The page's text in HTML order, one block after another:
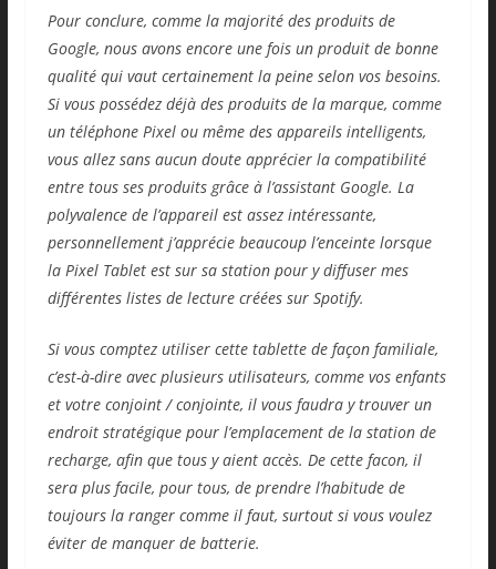
Pour conclure, comme la majorité des produits de
Google, nous avons encore une fois un produit de bonne
qualité qui vaut certainement la peine selon vos besoins.
Si vous possédez déjà des produits de la marque, comme
un téléphone Pixel ou même des appareils intelligents,
vous allez sans aucun doute apprécier la compatibilité
entre tous ses produits grâce à l’assistant Google. La
polyvalence de l’appareil est assez intéressante,
personnellement j’apprécie beaucoup l’enceinte lorsque
la Pixel Tablet est sur sa station pour y diffuser mes
différentes listes de lecture créées sur Spotify.
Si vous comptez utiliser cette tablette de façon familiale,
c’est-à-dire avec plusieurs utilisateurs, comme vos enfants
et votre conjoint / conjointe, il vous faudra y trouver un
endroit stratégique pour l’emplacement de la station de
recharge, afin que tous y aient accès. De cette facon, il
sera plus facile, pour tous, de prendre l’habitude de
toujours la ranger comme il faut, surtout si vous voulez
éviter de manquer de batterie.